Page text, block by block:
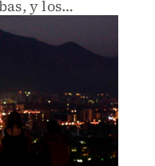
y los
a dañarse.